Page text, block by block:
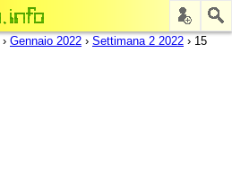
› Gennaio 2022 › Settimana 2 2022 › 15